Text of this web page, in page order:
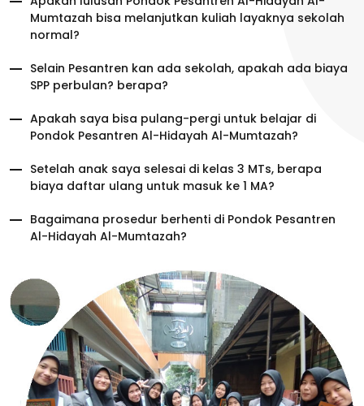
Mumtazah bisa melanjutkan kuliah layaknya sekolah
normal?
Selain Pesantren kan ada sekolah, apakah ada biaya
SPP perbulan? berapa?
Apakah saya bisa pulang-pergi untuk belajar di
Pondok Pesantren Al-Hidayah Al-Mumtazah?
Setelah anak saya selesai di kelas 3 MTs, berapa
biaya daftar ulang untuk masuk ke 1 MA?
Bagaimana prosedur berhenti di Pondok Pesantren
Al-Hidayah Al-Mumtazah?